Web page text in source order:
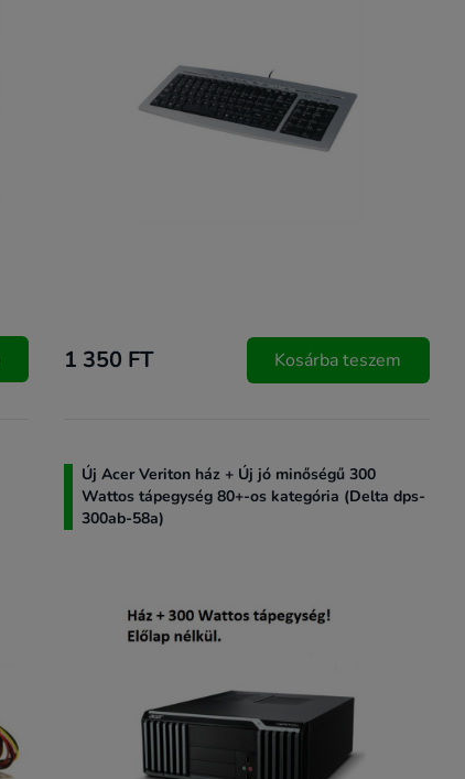
1 350 FT Kosárba teszem
Új Acer Veriton ház + Új jó minőségű 300
Wattos tápegység 80+-os kategória (Delta dps-
300ab-58a)